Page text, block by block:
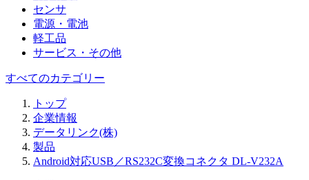
センサ
電源・電池
軽工品
サービス・その他
すべてのカテゴリー
トップ
企業情報
データリンク(株)
製品
Android対応USB／RS232C変換コネクタ DL-V232A